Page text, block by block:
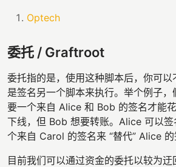
Optech
委托 / Graftroot
委托指的是，使用这种脚本后，你可
是签名另一个脚本来执行。举个例子
要一个来自 Alice 和 Bob 的签名才能
下线，但 Bob 想要转账。Alice 可以
个来自 Carol 的签名来 “替代” Alice 的
目前我们可以通过资金的委托以较为迂